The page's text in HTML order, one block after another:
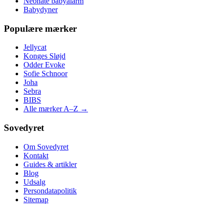
Babydyner
Populære mærker
Jellycat
Konges Sløjd
Odder Evoke
Sofie Schnoor
Joha
Sebra
BIBS
Alle mærker A–Z →
Sovedyret
Om Sovedyret
Kontakt
Guides & artikler
Blog
Udsalg
Persondatapolitik
Sitemap